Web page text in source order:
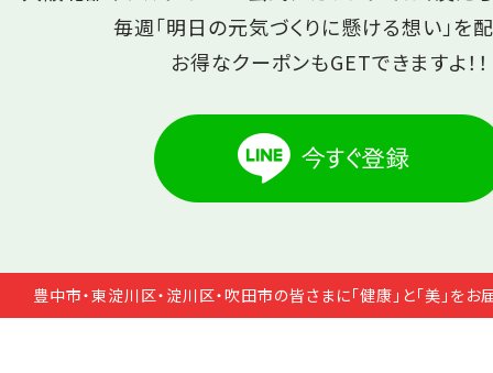
毎週「明日の元気づくりに懸ける想い」を
お得なクーポンもGETできますよ！！
豊中市・東淀川区・淀川区・吹田市の皆さまに「健康」と「美」をお